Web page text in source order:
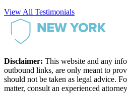
View All Testimonials
Disclaimer: This website and any
outbound links, are only meant to
should not be taken as legal advice.
matter, consult an experienced